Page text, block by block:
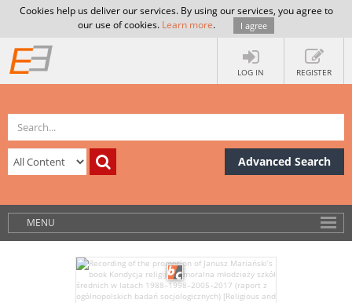
Cookies help us deliver our services. By using our services, you agree to
our use of cookies. Learn more. I agree
LOG IN REGISTER
Advanced Search
MENU